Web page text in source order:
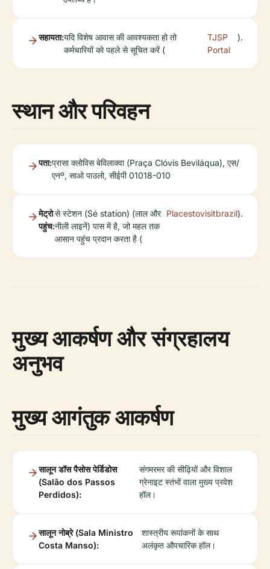
सहायता:यदि विशेष आवास की आवश्यकता हो तो
कर्मचारियों को पहले से सूचित करें (
TJSP
Portal
).
स्थान और परिवहन
पता:प्रासा क्लोविस बेविलाक्वा (Praça Clóvis Beviláqua), एस/
एनº, साओ पाउलो, सीईपी 01018-010
मेट्रो
पहुंच:
से स्टेशन (Sé station) (लाल और
नीली लाइनें) पास में है, जो महल तक
आसान पहुंच प्रदान करता है (
Placestovisitbrazil).
मुख्य आकर्षण और संग्रहालय
अनुभव
मुख्य आगंतुक आकर्षण
सालून डॉस पैसोस पेर्डिडोस
(Salão dos Passos
Perdidos):
संगमरमर की सीढ़ियों और विशाल
ग्रेनाइट स्तंभों वाला मुख्य प्रवेश
हॉल।
सालून नोब्रे (Sala Ministro
Costa Manso):
शास्त्रीय रूपांकनों के साथ
अलंकृत औपचारिक हॉल।